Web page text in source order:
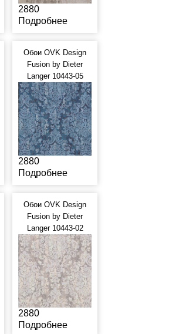
2880
Подробнее
Обои OVK Design
Fusion by Dieter
Langer 10443-05
2880
Подробнее
Обои OVK Design
Fusion by Dieter
Langer 10443-02
2880
Подробнее